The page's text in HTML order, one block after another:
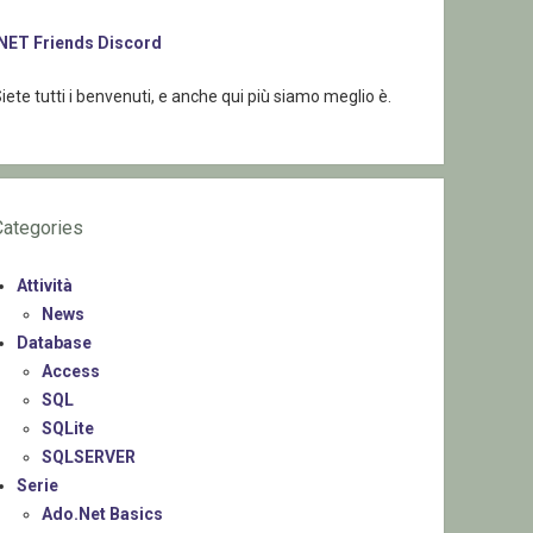
Friends Discord
tutti i benvenuti, e anche qui più siamo meglio è.
Attività
News
Database
Access
SQL
SQLite
SQLSERVER
Serie
Ado.Net Basics